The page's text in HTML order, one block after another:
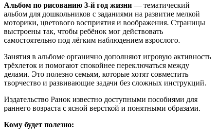
Альбом по рисованию 3-й год жизни — тематический
альбом для дошкольников с заданиями на развитие мелкой
моторики, цветового восприятия и воображения. Страницы
выстроены так, чтобы ребёнок мог действовать
самостоятельно под лёгким наблюдением взрослого.
Занятия в альбоме органично дополняют игровую активность
трёхлеток и помогают спокойнее переключаться между
делами. Это полезно семьям, которые хотят совместить
творчество и развивающие задачи без сложных инструкций.
Издательство Ранок известно доступными пособиями для
раннего возраста с ясной версткой и понятными образами.
Кому будет полезно: